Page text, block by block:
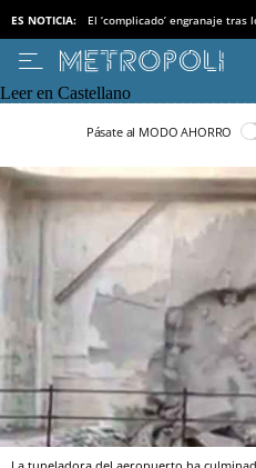
ES NOTICIA: El ‘complicado’ engranaje tras
Leer en Castellano
Pásate al MODO AHORRO